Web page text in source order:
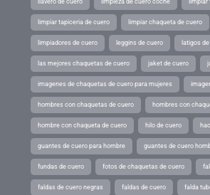
limpiar tapiceria de cuero limpiar chaqueta de cuero
limpiadores de cuero leggins de cuero latigos
las mejores chaquetas de cuero jaket de cuero
imagenes de chaquetas de cuero para mujeres
hombres con chaquetas de cuero hombres con
hombre con chaqueta de cuero hilo de cuero
guantes de cuero para hombre guantes de cuero
fundas de cuero fotos de chaquetas de cuero
faldas de cuero negras faldas de cuero falda